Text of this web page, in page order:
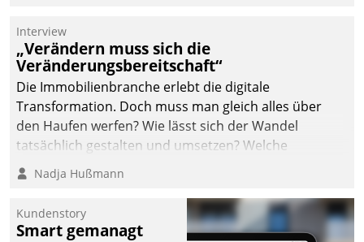
integrieren.
Interview
„Verändern muss sich die
Veränderungsbereitschaft“
Die Immobilienbranche erlebt die digitale
Transformation. Doch muss man gleich alles über
den Haufen werfen? Wie lässt sich der Wandel
tatsächlich gestalten und umsetzen? Welche
Argumente zählen wirklich?
Nadja Hußmann
Kundenstory
Smart gemanagt